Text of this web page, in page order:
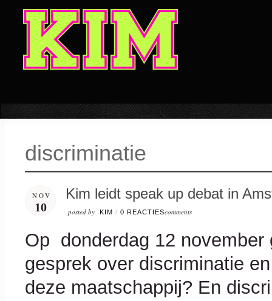
discriminatie
NOV
10
Kim leidt speak up debat in
posted by KIM / 0 REACTIEScomments
Op donderdag 12 november
gesprek over discriminatie
deze maatschappij? En